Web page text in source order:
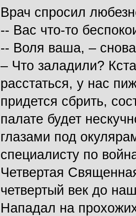
Врач спросил
-- Вас что-то
-- Воля ваша, –
– Что заладили?
расстаться, у нас
придется сбрить,
палате будет
глазами под
специалисту по
Четвертая
четвертый век до
Нападал на